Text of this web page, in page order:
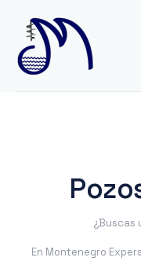
¿Buscas
En Montenegro